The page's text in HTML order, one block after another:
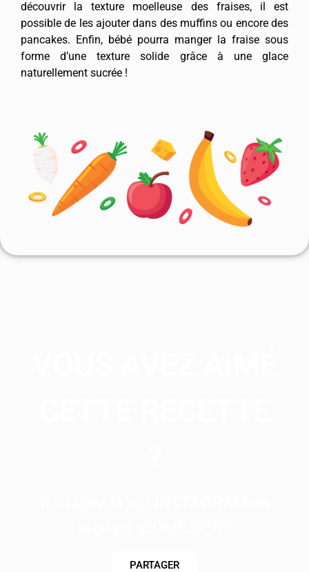
découvrir la texture moelleuse des fraises, il est
possible de les ajouter dans des muffins ou encore des
pancakes. Enfin, bébé pourra manger la fraise sous
forme d’une texture solide grâce à une glace
naturellement sucrée !
PARTAGER